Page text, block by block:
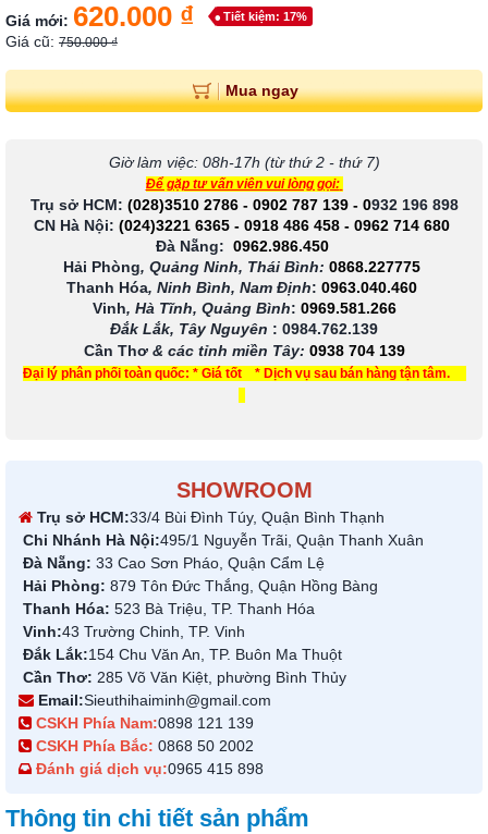
Giá mới: 620.000 ₫ Tiết kiệm: 17%
Giá cũ: 750.000 ₫
Mua ngay
Giờ làm việc: 08h-17h (từ thứ 2 - thứ 7)
Để gặp tư vấn viên vui lòng gọi:
Trụ sở HCM: (028)3510 2786 - 0902 787 139- 0932 196 898
CN Hà Nội: (024)3221 6365 - 0918 486 458 - 0962 714 680
Đà Nẵng: 0962.986.450
Hải Phòng, Quảng Ninh, Thái Bình: 0868.227775
Thanh Hóa, Ninh Bình, Nam Định: 0963.040.460
Vinh, Hà Tĩnh, Quảng Bình: 0969.581.266
Đắk Lắk, Tây Nguyên : 0984.762.139
Cần Thơ & các tỉnh miền Tây: 0938 704 139
Đại lý phân phối toàn quốc: * Giá tốt * Dịch vụ sau bán hàng tận tâm.
SHOWROOM
Trụ sở HCM:33/4 Bùi Đình Túy, Quận Bình Thạnh
Chi Nhánh Hà Nội:495/1 Nguyễn Trãi, Quận Thanh Xuân
Đà Nẵng: 33 Cao Sơn Pháo, Quận Cẩm Lệ
Hải Phòng: 879 Tôn Đức Thắng, Quận Hồng Bàng
Thanh Hóa: 523 Bà Triệu, TP. Thanh Hóa
Vinh:43 Trường Chinh, TP. Vinh
Đắk Lắk:154 Chu Văn An, TP. Buôn Ma Thuột
Cần Thơ: 285 Võ Văn Kiệt, phường Bình Thủy
Email:Sieuthihaiminh@gmail.com
CSKH Phía Nam:0898 121 139
CSKH Phía Bắc: 0868 50 2002
Đánh giá dịch vụ:0965 415 898
Thông tin chi tiết sản phẩm